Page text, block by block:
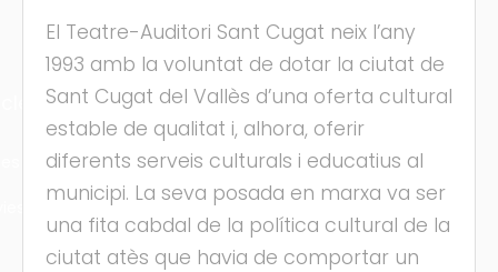
El Teatre-Auditori Sant Cugat neix l’any
1993 amb la voluntat de dotar la ciutat de
Sant Cugat del Vallès d’una oferta cultural
estable de qualitat i, alhora, oferir
diferents serveis culturals i educatius al
municipi. La seva posada en marxa va ser
una fita cabdal de la política cultural de la
ciutat atès que havia de comportar un